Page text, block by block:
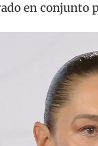
en conjunto